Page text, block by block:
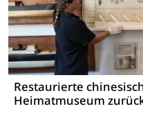
Restaurierte
Heimatmuseum